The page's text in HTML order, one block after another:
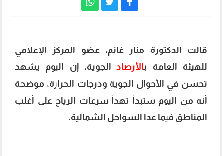
قالت الدكتورة منار غانم، عضو المركز الإعلامي
للهيئة العامة بالأرصادالجوية، إن اليوم يشهد
تحسن في الأحوال الجوية ودرجات الحرارة، موضحة
أنه من اليوم ستبدأ تهدأ سرعات الرياح على أغلب
المناطق فيما عدا السواحل الشمالية.